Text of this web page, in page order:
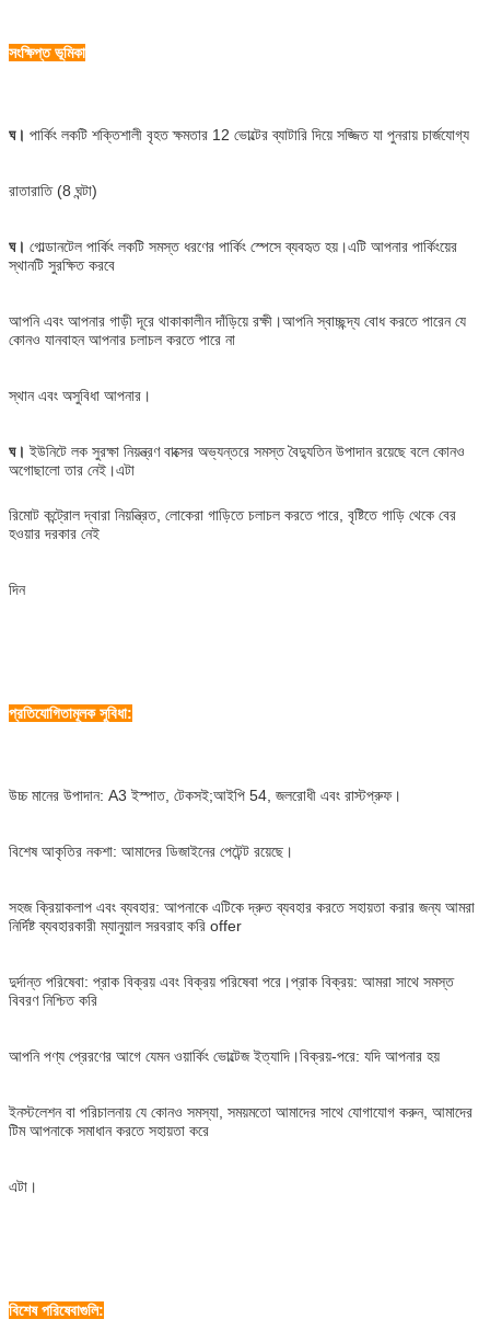
সংক্ষিপ্ত ভূমিকা
ঘ। পার্কিং লকটি শক্তিশালী বৃহত ক্ষমতার 12 ভোল্টের ব্যাটারি দিয়ে সজ্জিত যা পুনরায় চার্জযোগ্য
রাতারাতি (8 ঘন্টা)
ঘ। গোল্ডানটেল পার্কিং লকটি সমস্ত ধরণের পার্কিং স্পেসে ব্যবহৃত হয়।এটি আপনার পার্কিংয়ের
স্থানটি সুরক্ষিত করবে
আপনি এবং আপনার গাড়ী দূরে থাকাকালীন দাঁড়িয়ে রক্ষী।আপনি স্বাচ্ছন্দ্য বোধ করতে পারেন যে
কোনও যানবাহন আপনার চলাচল করতে পারে না
স্থান এবং অসুবিধা আপনার।
ঘ।ইউনিটে লক সুরক্ষা নিয়ন্ত্রণ বাক্সের অভ্যন্তরে সমস্ত বৈদ্যুতিন উপাদান রয়েছে বলে কোনও
অগোছালো তার নেই।এটা
রিমোট কন্ট্রোল দ্বারা নিয়ন্ত্রিত, লোকেরা গাড়িতে চলাচল করতে পারে, বৃষ্টিতে গাড়ি থেকে বের
হওয়ার দরকার নেই
দিন
প্রতিযোগিতামূলক সুবিধা:
উচ্চ মানের উপাদান: A3 ইস্পাত, টেকসই;আইপি 54, জলরোধী এবং রাস্টপ্রুফ।
বিশেষ আকৃতির নকশা: আমাদের ডিজাইনের পেটেন্ট রয়েছে।
সহজ ক্রিয়াকলাপ এবং ব্যবহার: আপনাকে এটিকে দ্রুত ব্যবহার করতে সহায়তা করার জন্য আমরা
নির্দিষ্ট ব্যবহারকারী ম্যানুয়াল সরবরাহ করি offer
দুর্দান্ত পরিষেবা: প্রাক বিক্রয় এবং বিক্রয় পরিষেবা পরে।প্রাক বিক্রয়: আমরা সাথে সমস্ত
বিবরণ নিশ্চিত করি
আপনি পণ্য প্রেরণের আগে যেমন ওয়ার্কিং ভোল্টেজ ইত্যাদি।বিক্রয়-পরে: যদি আপনার হয়
ইনস্টলেশন বা পরিচালনায় যে কোনও সমস্যা, সময়মতো আমাদের সাথে যোগাযোগ করুন, আমাদের
টিম আপনাকে সমাধান করতে সহায়তা করে
এটা।
বিশেষ পরিষেবাগুলি: